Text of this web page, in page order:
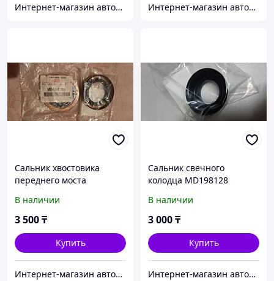
Интернет-магазин автозапчастей Parts-shop.kz Интернет-магазин автозапчастей Parts-shop.kz
Сальник хвостовика
переднего моста
В наличии
3 500₸
Купить
Интернет-магазин автозапчастей Parts-shop.kz
Сальник свечного
колодца MD198128
В наличии
3 000₸
Купить
Интернет-магазин автозапчастей Parts-shop.kz